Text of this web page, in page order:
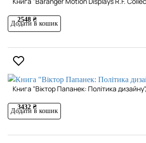
2548 ₴
Додати в кошик
Книга "Віктор Папанек: Політика
3432 ₴
Додати в кошик